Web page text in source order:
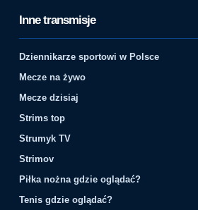
Inne transmisje
Dziennikarze sportowi w Polsce
Mecze na żywo
Mecze dzisiaj
Strims top
Strumyk TV
Strimov
Piłka nożna gdzie oglądać?
Tenis gdzie oglądać?